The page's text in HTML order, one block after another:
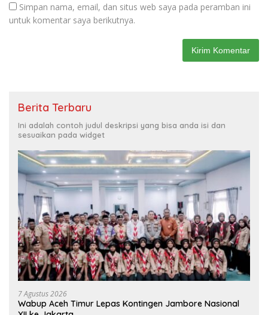
Simpan nama, email, dan situs web saya pada peramban ini
untuk komentar saya berikutnya.
Berita Terbaru
Ini adalah contoh judul deskripsi yang bisa anda isi dan
sesuaikan pada widget
7 Agustus 2026
Wabup Aceh Timur Lepas Kontingen Jambore Nasional